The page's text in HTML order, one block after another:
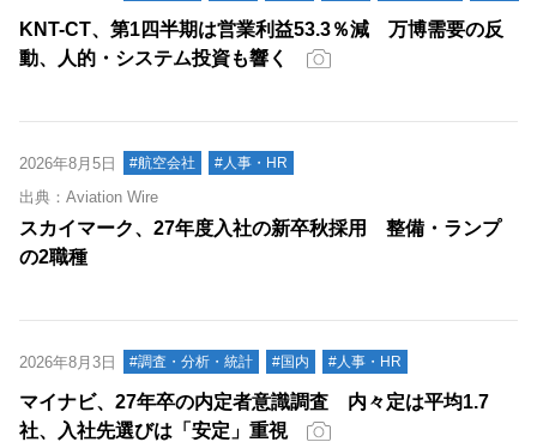
KNT-CT、第1四半期は営業利益53.3％減 万博需要の反
動、人的・システム投資も響く
2026年8月5日 #航空会社 #人事・HR
出典：Aviation Wire
スカイマーク、27年度入社の新卒秋採用 整備・ランプ
の2職種
2026年8月3日 #調査・分析・統計 #国内 #人事・HR
マイナビ、27年卒の内定者意識調査 内々定は平均1.7
社、入社先選びは「安定」重視